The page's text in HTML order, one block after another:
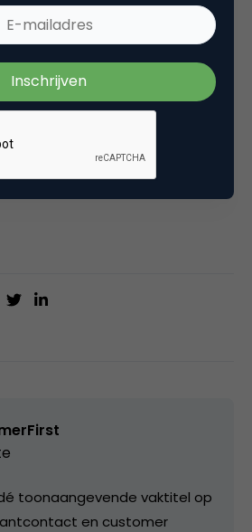
over het Social Service
op 12
vind jeeen overzicht van alle
over tickets.
eerder op CustomerFirst.
toonaangevende vaktitel op
en customer